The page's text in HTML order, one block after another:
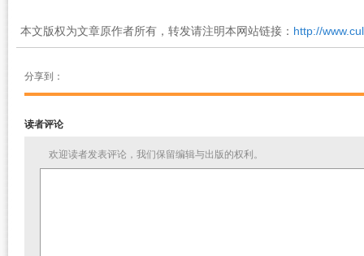
本文版权为文章原作者所有，转发请注明本网站链接： http://
分享到：